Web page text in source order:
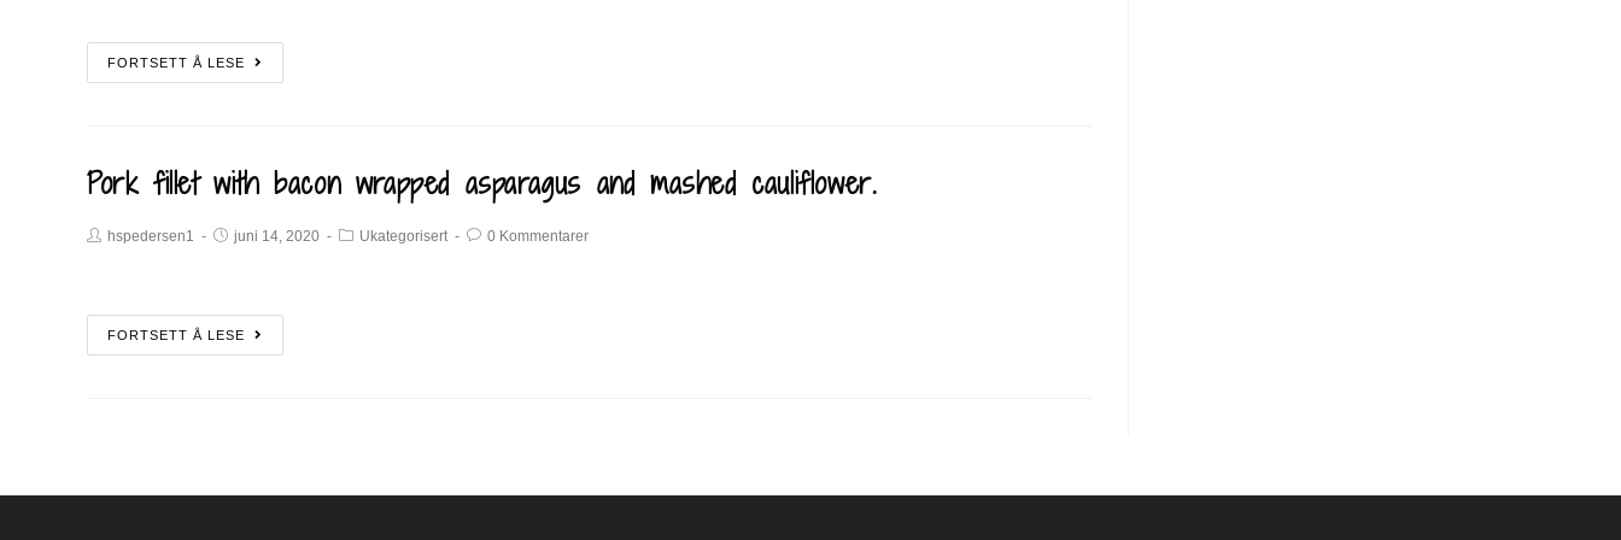
FORTSETT Å LESE
Pork fillet with bacon wrapped asparagus and mashed cauliflower.
hspedersen1 juni 14, 2020 Ukategorisert 0 Kommentarer
FORTSETT Å LESE